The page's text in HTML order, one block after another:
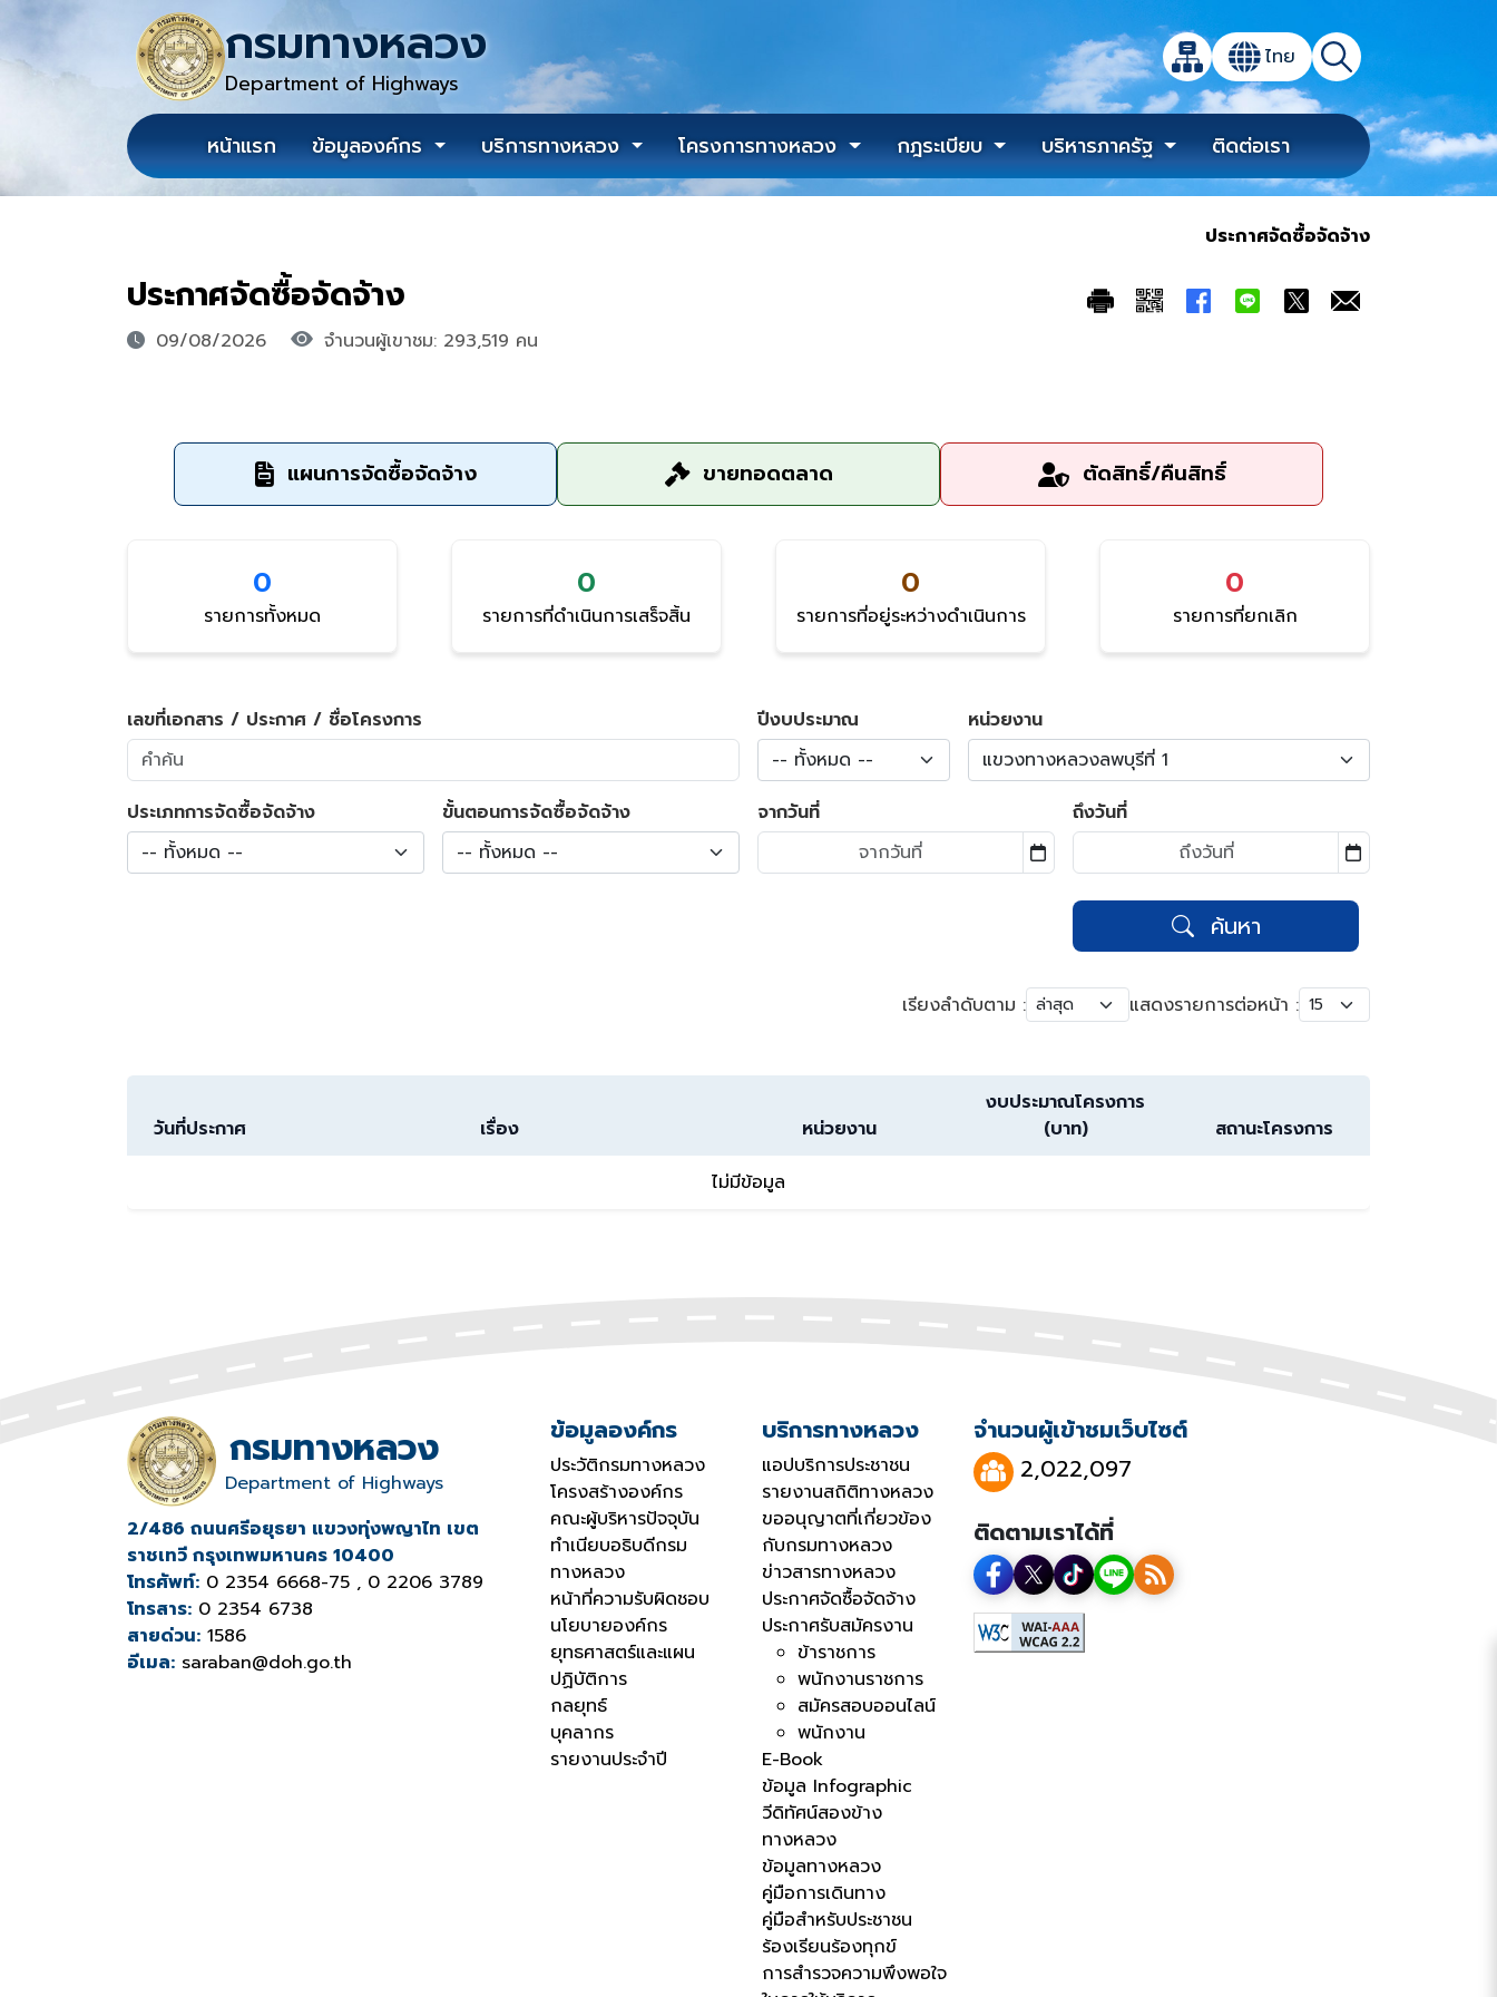
กรมทางหลวง
Department of Highways แผนผังเว็บไซต์
เปลี่ยนภาษา
ไทย ค้นหา
เปิดกล่องค้นหาข้อมูลหลักของเว็บไซต์
หน้าแรก ข้อมูลองค์กร บริการทางหลวง โครงการทางหลวง กฎระเบียบ บริหารภาครัฐ ติดต่อเรา
ประกาศจัดซื้อจัดจ้าง
ประกาศจัดซื้อจัดจ้าง
09/08/2026 จำนวนผู้เขาชม: 293,519 คน
แผนการจัดซื้อจัดจ้าง ขายทอดตลาด ตัดสิทธิ์/คืนสิทธิ์
0
รายการทั้งหมด
0
รายการที่ดำเนินการเสร็จสิ้น
0
รายการที่อยู่ระหว่างดำเนินการ
0
รายการที่ยกเลิก
เลขที่เอกสาร / ประกาศ / ชื่อโครงการ
ปีงบประมาณ
-- ทั้งหมด --
หน่วยงาน
แขวงทางหลวงลพบุรีที่ 1
ประเภทการจัดซื้อจัดจ้าง
-- ทั้งหมด --
ขั้นตอนการจัดซื้อจัดจ้าง
-- ทั้งหมด --
จากวันที่ ถึงวันที่
ค้นหา
เรียงลำดับตาม : แสดงรายการต่อหน้า :
วันที่ประกาศ เรื่อง หน่วยงาน
งบประมาณโครงการ
(บาท)
สถานะโครงการ
ไม่มีข้อมูล
กรมทางหลวง
Department of Highways
2/486 ถนนศรีอยุธยา แขวงทุ่งพญาไท เขต
ราชเทวี กรุงเทพมหานคร 10400
โทรศัพท์: 0 2354 6668-75 , 0 2206 3789
โทรสาร: 0 2354 6738
สายด่วน: 1586
อีเมล: saraban@doh.go.th
ข้อมูลองค์กร
ประวัติกรมทางหลวง
โครงสร้างองค์กร
คณะผู้บริหารปัจจุบัน
ทำเนียบอธิบดีกรม
ทางหลวง
หน้าที่ความรับผิดชอบ
นโยบายองค์กร
ยุทธศาสตร์และแผน
ปฏิบัติการ
กลยุทธ์
บุคลากร
รายงานประจำปี
บริการทางหลวง
แอปบริการประชาชน
รายงานสถิติทางหลวง
ขออนุญาตที่เกี่ยวข้อง
กับกรมทางหลวง
ข่าวสารทางหลวง
ประกาศจัดซื้อจัดจ้าง
ประกาศรับสมัครงาน
ข้าราชการ
พนักงานราชการ
สมัครสอบออนไลน์
พนักงาน
E-Book
ข้อมูล Infographic
วีดิทัศน์สองข้าง
ทางหลวง
ข้อมูลทางหลวง
คู่มือการเดินทาง
คู่มือสำหรับประชาชน
ร้องเรียนร้องทุกข์
การสำรวจความพึงพอใจ
จำนวนผู้เข้าชมเว็บไซต์
2,022,097
ติดตามเราได้ที่